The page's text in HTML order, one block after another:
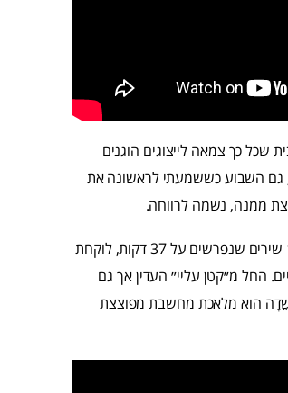
שכל כך צמאה לייצוגים הוגנים
גם השבוע כששמעתי לראשונה את
״שֵׁדָה״ (האלבום) הוא כל מה שציפיתי לו (ואוהו, כמה ציפיתי לו) והרבה הרבה יותר. ב-11 שירים שנפרשים על 37 דקות, לוקחת
החל מ״קטן עליי״ העדין אך גם
שֵׁדָה הוא מלאכת מחשבת מפוצצת